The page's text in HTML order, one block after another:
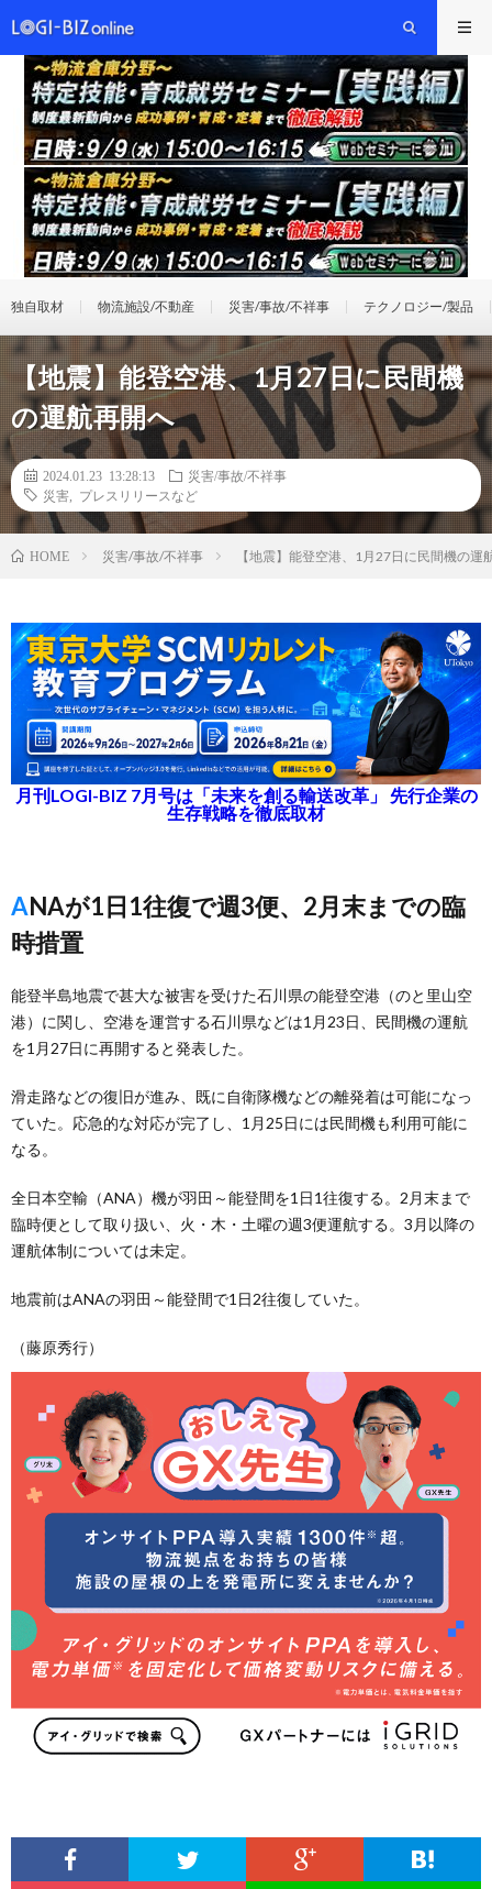
独自取材 物流施設/不動産 災害/事故/不祥事 テクノロジー/製品
【地震】能登空港、1月27日に民間機
の運航再開へ
2024.01.23 13:28:13
災害/事故/不祥事
災害
プレスリリースなど
HOME 災害/事故/不祥事 【地震】能登空港、1月27日に民間機の運
月刊LOGI-BIZ 7月号は「未来を創る輸送改革」 先行企業の
生存戦略を徹底取材
ANAが1日1往復で週3便、2月末までの臨
時措置
能登半島地震で甚大な被害を受けた石川県の能登空港（のと里山空
港）に関し、空港を運営する石川県などは1月23日、民間機の運航
を1月27日に再開すると発表した。
滑走路などの復旧が進み、既に自衛隊機などの離発着は可能になっ
ていた。応急的な対応が完了し、1月25日には民間機も利用可能に
なる。
全日本空輸（ANA）機が羽田～能登間を1日1往復する。2月末まで
臨時便として取り扱い、火・木・土曜の週3便運航する。3月以降の
運航体制については未定。
地震前はANAの羽田～能登間で1日2往復していた。
（藤原秀行）